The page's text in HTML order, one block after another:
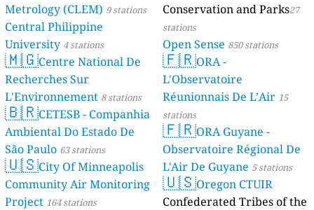
Metrology (CLEM) 9 stations
Central Philippine
University 4 stations
🇲🇬Centre National De
Recherches Sur
L'Environnement 8 stations
🇧🇷CETESB - Companhia
Ambiental Do Estado De
São Paulo 63 stations
🇺🇸City Of Minneapolis
Community Air Monitoring
Project 164 stations
Conservation and Parks27
stations
Open Sense 850 stations
🇫🇷ORA -
L'Observatoire
Réunionnais De L’Air 15
stations
🇫🇷ORA Guyane -
Observatoire Régional De
L'Air De Guyane 5 stations
🇺🇸Oregon CTUIR
Confederated Tribes of the